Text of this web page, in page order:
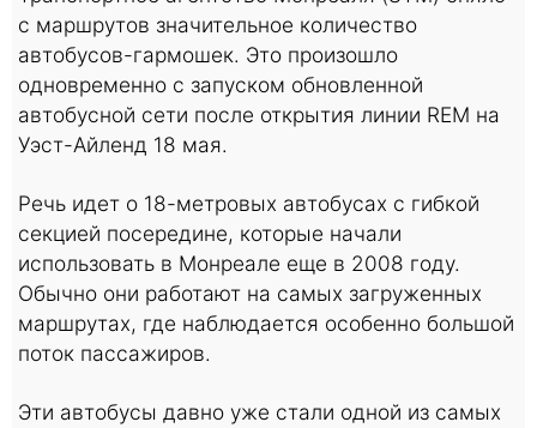
с маршрутов значительное количество
автобусов-гармошек. Это произошло
одновременно с запуском обновленной
автобусной сети после открытия линии REM на
Уэст-Айленд 18 мая.
Речь идет о 18-метровых автобусах с гибкой
секцией посередине, которые начали
использовать в Монреале еще в 2008 году.
Обычно они работают на самых загруженных
маршрутах, где наблюдается особенно большой
поток пассажиров.
Эти автобусы давно уже стали одной из самых